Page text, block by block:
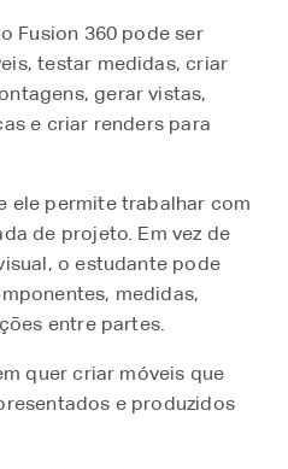
Fusion 360 pode ser
testar medidas, criar
gerar vistas,
e criar renders para
ele permite trabalhar com
de projeto. Em vez de
o estudante pode
medidas,
entre partes.
quer criar móveis que
e produzidos